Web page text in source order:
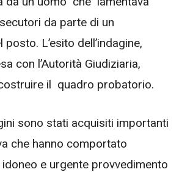
da parte di un
L’esito dell’indagine,
con l’Autorità Giudiziaria,
il quadro probatorio.
sono stati acquisiti importanti
che hanno comportato
idoneo e urgente provvedimento